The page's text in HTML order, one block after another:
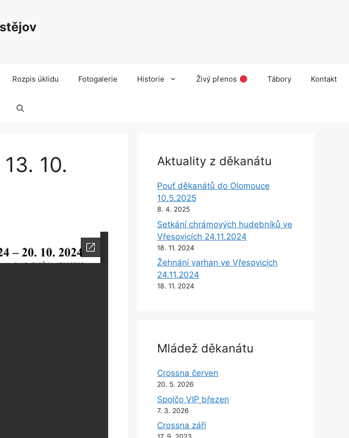
Rozpis úklidu Fotogalerie Historie Živý přenos Tábory Kontakt
10.
Aktuality z děkanátu
Pouť děkanátů do Olomouce
10.5.2025
8. 4. 2025
Setkání chrámových hudebníků ve
Vřesovicích 24.11.2024
18. 11. 2024
Žehnání varhan ve Vřesovicích
24.11.2024
18. 11. 2024
Mládež děkanátu
Crossna červen
20. 5. 2026
Spolčo VIP březen
7. 3. 2026
Crossna září